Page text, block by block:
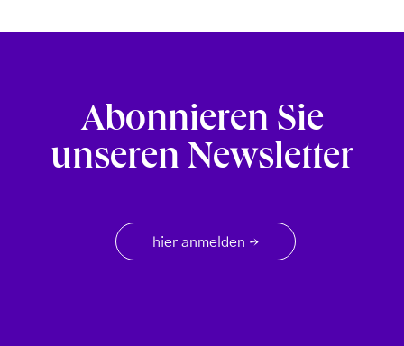
Abonnieren Sie
unseren Newsletter
hier anmelden →